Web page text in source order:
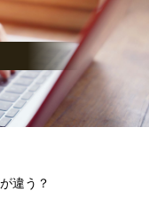
違う？